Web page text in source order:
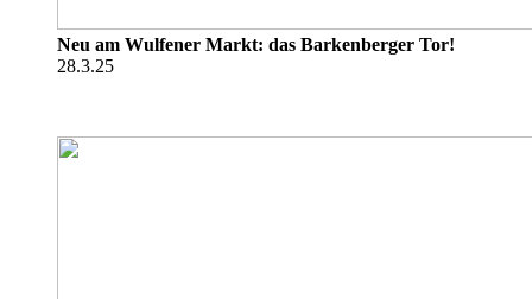
Neu am Wulfener Markt: das Barkenberger Tor!
28.3.25